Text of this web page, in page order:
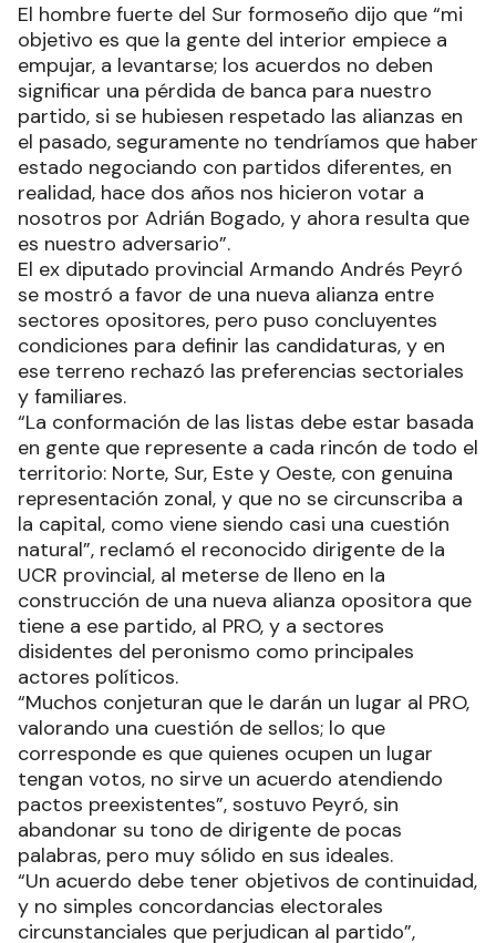
El hombre fuerte del Sur formoseño dijo que “mi
objetivo es que la gente del interior empiece a
empujar, a levantarse; los acuerdos no deben
significar una pérdida de banca para nuestro
partido, si se hubiesen respetado las alianzas en
el pasado, seguramente no tendríamos que haber
estado negociando con partidos diferentes, en
realidad, hace dos años nos hicieron votar a
nosotros por Adrián Bogado, y ahora resulta que
es nuestro adversario”.
El ex diputado provincial Armando Andrés Peyró
se mostró a favor de una nueva alianza entre
sectores opositores, pero puso concluyentes
condiciones para definir las candidaturas, y en
ese terreno rechazó las preferencias sectoriales
y familiares.
“La conformación de las listas debe estar basada
en gente que represente a cada rincón de todo el
territorio: Norte, Sur, Este y Oeste, con genuina
representación zonal, y que no se circunscriba a
la capital, como viene siendo casi una cuestión
natural”, reclamó el reconocido dirigente de la
UCR provincial, al meterse de lleno en la
construcción de una nueva alianza opositora que
tiene a ese partido, al PRO, y a sectores
disidentes del peronismo como principales
actores políticos.
“Muchos conjeturan que le darán un lugar al PRO,
valorando una cuestión de sellos; lo que
corresponde es que quienes ocupen un lugar
tengan votos, no sirve un acuerdo atendiendo
pactos preexistentes”, sostuvo Peyró, sin
abandonar su tono de dirigente de pocas
palabras, pero muy sólido en sus ideales.
“Un acuerdo debe tener objetivos de continuidad,
y no simples concordancias electorales
circunstanciales que perjudican al partido”,